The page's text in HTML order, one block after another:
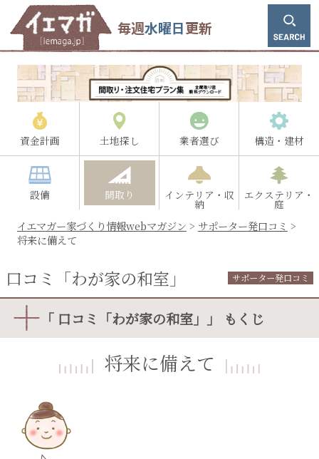
毎週水曜日更新
資金計画 土地探し 業者選び 構造・建材
設備 間取り インテリア・収
納
エクステリア・
庭
イエマガー家づくり情報webマガジン > サポーター発口コミ >
将来に備えて
口コミ「わが家の和室」 サポーター発口コミ
「 口コミ「わが家の和室」」 もくじ
将来に備えて